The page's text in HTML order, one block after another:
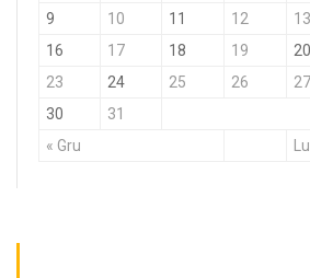
« Gru
9
10 11 12 13
16
17 18 19 20
23
24 25 26 27
30
31